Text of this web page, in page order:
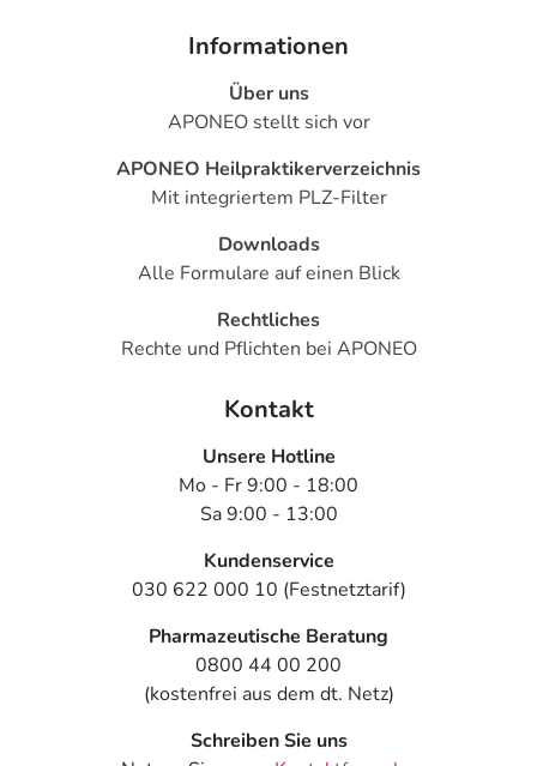
Informationen
Über uns
APONEO stellt sich vor
APONEO Heilpraktikerverzeichnis
Mit integriertem PLZ-Filter
Downloads
Alle Formulare auf einen Blick
Rechtliches
Rechte und Pflichten bei APONEO
Kontakt
Unsere Hotline
Mo - Fr 9:00 - 18:00
Sa 9:00 - 13:00
Kundenservice
030 622 000 10 (Festnetztarif)
Pharmazeutische Beratung
0800 44 00 200
(kostenfrei aus dem dt. Netz)
Schreiben Sie uns